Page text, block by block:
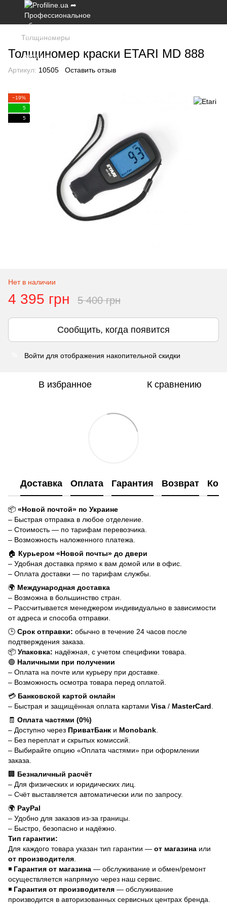
Толщиномеры
Толщиномер краски ETARI MD 888
Артикул: 10505 Оставить отзыв
−19%
5
5
Нет в наличии
4 395 грн 5 400 грн
Сообщить, когда появится
Войти для отображения накопительной скидки
В избранное К сравнению
Доставка Оплата Гарантия Возврат
📦 «Новой почтой» по Украине
– Быстрая отправка в любое отделение.
– Стоимость — по тарифам перевозчика.
– Возможность наложенного платежа.
🏠 Курьером «Новой почты» до двери
– Удобная доставка прямо к вам домой или в офис.
– Оплата доставки — по тарифам службы.
🌍 Международная доставка
– Возможна в большинство стран.
– Рассчитывается менеджером индивидуально в зависимости
от адреса и способа отправки.
🕒 Срок отправки: обычно в течение 24 часов после
подтверждения заказа.
📦 Упаковка: надёжная, с учетом специфики товара.
🟢 Наличными при получении
– Оплата на почте или курьеру при доставке.
– Возможность осмотра товара перед оплатой.
💳 Банковской картой онлайн
– Быстрая и защищённая оплата картами Visa / MasterCard
🧾 Оплата частями (0%)
– Доступно через ПриватБанк и Monobank
– Без переплат и скрытых комиссий.
– Выбирайте опцию «Оплата частями» при оформлении
заказа.
🏢 Безналичный расчёт
– Для физических и юридических лиц.
– Счёт выставляется автоматически или по запросу.
🌍 PayPal
– Удобно для заказов из-за границы.
– Быстро, безопасно и надёжно.
Тип гарантии:
Для каждого товара указан тип гарантии — от магазина или
от производителя
◾ Гарантия от магазина — обслуживание и обмен/ремонт
осуществляется напрямую через наш сервис.
◾ Гарантия от производителя — обслуживание
производится в авторизованных сервисных центрах бренда.